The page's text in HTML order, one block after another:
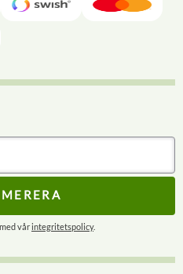
vårintegritetspolicy.